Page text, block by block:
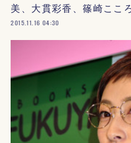
美、大貫彩香、篠崎ここ
2015.11.16 04:30